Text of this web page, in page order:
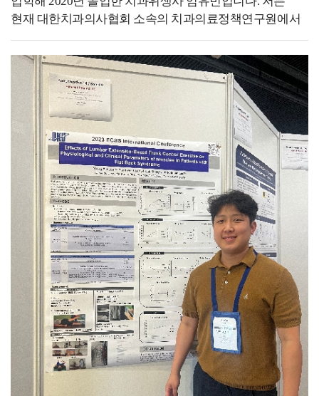
다니신 건지 아니면 다른 방식으로 준비하셨는지
궁금합니다. 우성하 동문 : 면접은 따로 학원 같은 거는
다니지 않았고, 스터디를 주 5~6회 정도 하면서 굉장히
다양한 사람들에게 피드백을 받았습니다. 그리고 또
교수님이 봐주시는 스터디에도 참석하여 교수님에게도
피드백을 받으면서 실전 감각을 많이 키웠던 것 같습니다.
백녹담 : 마지막으로 승무원을 꿈꾸는 후배들에게 해주고
싶은 말씀이 있을까요? 우성하 동문 : 사실 진짜
바늘구멍같이 작은 틈 사이로 치열하게 경쟁해야지만 될
수 있는 직업이라고 생각합니다. 그래서 본인에 대한
강점을 확실하게 만드는 걸 추천해 드립니다. 또 많이
지원하다 보면 떨어질 때 스스로에 대한 의구심도 들고
자존감도 낮아지겠지만, 누구보다 자신을 믿고 열심히
하면 될 거라고 생각합니다!
그러다 문득 이렇게 우울해하고만 있으면 안되고, 지나간
시간은 다시 돌아오지 않으니 이 시간을 더욱 현명하게
보내야된다고 생각이 들었어요.제가 원했던 직무와 적성에
맞는 일을 찾아, 코로나19가 종식되어 항공사 채용이 다시
활발해지는 그날을 기다려야겠다고 생각했습니다.그러다
국민들의 발이 되어주는 KTX에도 승객들의 안전과 편안한
여행을 돕는 승무원이 있다는 것을 알게 되었고,
KTX승무원이라면 제 자신이 즐겁게, 행복하게 근무할 수
있으면서추후 항공객실승무원이 되기까지 좋은 경험과
경력이 될 거라 확신이 들어 지원하게
되었습니다.KTX에서 열차승무원으로서 근무한 2년
3개월이라는 시간 덕분에 저는 견문을 넓히며 더 많은
경험을 할 수 있었고, 매일 천명이 넘는 고객들을 만나
소통할 수 있었으며승무와 관련된 직무를 수행하며 저의
서비스 커리어를 성장시켰습니다. 코로나19라는 절망적인
상황 속에서도 저를 한층 더 발전시킬 수 있었습니다.
근무를 하면서도 언젠가 다시 열릴 항공사 채용에
대비하여 꾸준히 토익, 토익스피킹, 영어회화를 공부하며
어학성적을 관리했습니다.또 계속해서 국외여행인솔자,
안전관리지도사 등 항공사 채용에 도움이 될만한 자격증을
취득하며 시간을 보냈습니다.그러다 2023년, 항공업계가
다시 활발해지고 있는 지금 27살이라는 어리지 않은
현재 대한치과의사협회 소속의 치과의료정책연구원에서
연구원으로 근무하고 있습니다. 치과의료 정책 연구라니
많이 생소하시죠? 저는 이곳에서 구강건강 증진을 위해
치과계에 필요한 정책을 위해 연구와 다양한 활동을
하고있습니다. 치과계와 관련된 데이터를 담은 연감, 연구
및 보고서 작성, 연구과제 관리 등 연구원으로써 치과계
발전을 위해 힘쓰고 있습니다.이 직업을 갖기 전에는
치과에서 임상 치과위생사로 근무를 했습니다. 치과에서
일을 하며 치위생학에 대해 더욱더 큰 매력을 느꼈고,
치과에서 생기는 일들에 대해 더 연구해보고싶다는 생각이
들어 대학원을 들어가게 되었습니다. 그렇게 석사 과정을
이수하게 되었고, 이 과정 중에 저의 적성에는 연구와
결과물을 만드는 일이 잘 맞는다는 생각이 들어 연구직을
희망하게 되었습니다. 그렇게 제 적성을 찾고, 취업처를
알아보다 좋은 기회로 치과의료정책연구원에 입사하게
되었습니다.연구원 일을 하다보면 아무리 적성에 맞다고
하더라도 연구를 하고, 자료를 만드는 일이 고되다고
느껴지기도 합니다. 하지만 조금 더 인내하고 결과물을
완성하면, 다른 사람들 눈에는 안이뻐 보일 수 있어도 제
눈에는 이뻐보이는 결과물들이 생겨 보람을 느낍니다.
그리고 그 결과물들을 통해 정책 개선을 위한 활동들로
이어지는데, 그 활동의 결실로 정책이 변화한다는